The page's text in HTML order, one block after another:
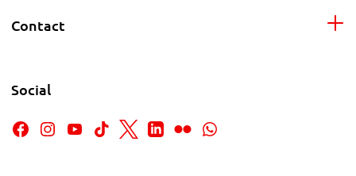
Contact
Social